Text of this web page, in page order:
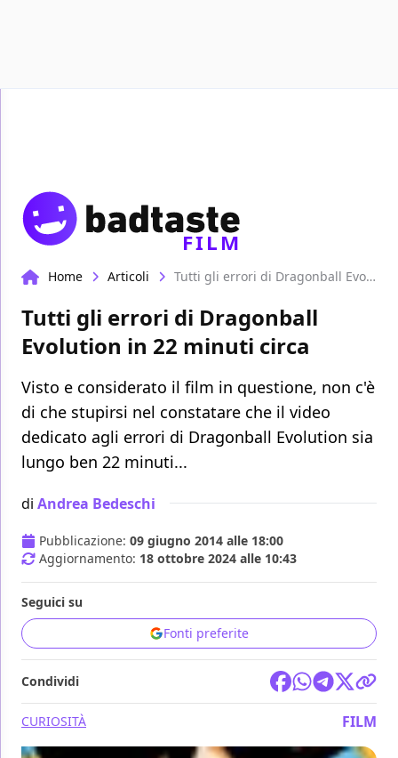
FILM
Home Articoli Tutti gli errori di Dragonball Evolution in 22 minuti circa
Tutti gli errori di Dragonball
Evolution in 22 minuti circa
Visto e considerato il film in questione, non c'è
di che stupirsi nel constatare che il video
dedicato agli errori di Dragonball Evolution sia
lungo ben 22 minuti...
di Andrea Bedeschi
Pubblicazione: 09 giugno 2014 alle 18:00
Aggiornamento: 18 ottobre 2024 alle 10:43
Seguici su
Fonti preferite
Condividi
CURIOSITÀ FILM